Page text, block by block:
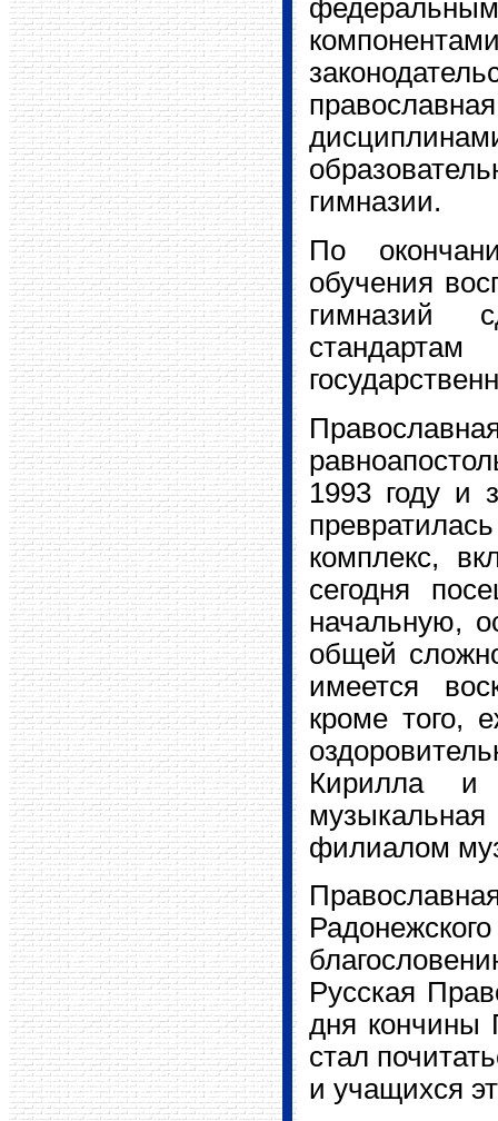
гимназии.
По
обучения
гимназий
1993 году и
комплекс,
сегодня
начальную,
общей
имеется
кроме того,
Кирилла и
филиалом
Русская
дня кончины
стал
и учащихся